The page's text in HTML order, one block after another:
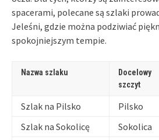
spacerami, polecane są szlaki
Jeleśni, gdzie można podziwiać
spokojniejszym tempie.
Nazwa szlaku
Docelowy
szczyt
Szlak na Pilsko Pilsko
Szlak na Sokolicę
Sokolica